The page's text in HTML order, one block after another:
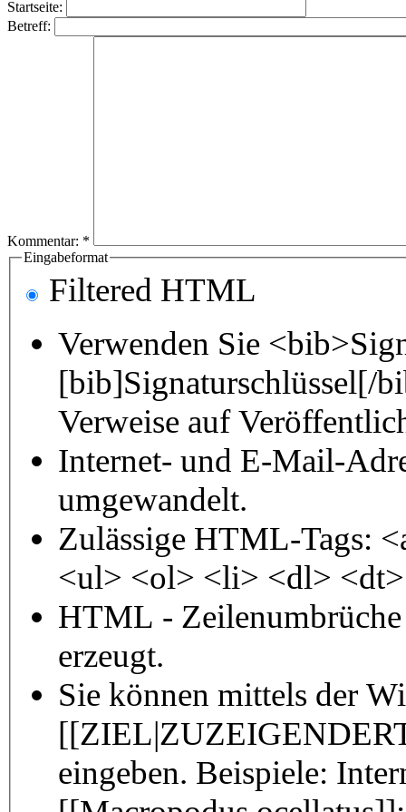
Startseite:
Betreff:
Kommentar: *
Eingabeformat
Filtered HTML
Verwenden Sie
[bib]Signaturschlüssel[/
Verweise auf
Internet- und E-Mail-
umgewandelt.
Zulässige HTML-Tags:
<ul> <ol> <li> <dl>
HTML - Zeilenumbrüche
erzeugt.
Sie können mittels der
eingeben. Beispiele: